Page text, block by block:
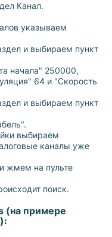
Канал.
указываем
и выбираем пункт
начала" 250000,
64 и "Скорость
и выбираем пункт
выбираем
каналы уже
жмем на пульте
поиск.
(на примере